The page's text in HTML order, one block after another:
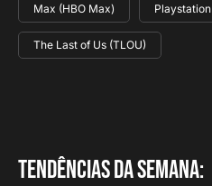
Max (HBO Max) Playstation
The Last of Us (TLOU)
Tendências da semana: